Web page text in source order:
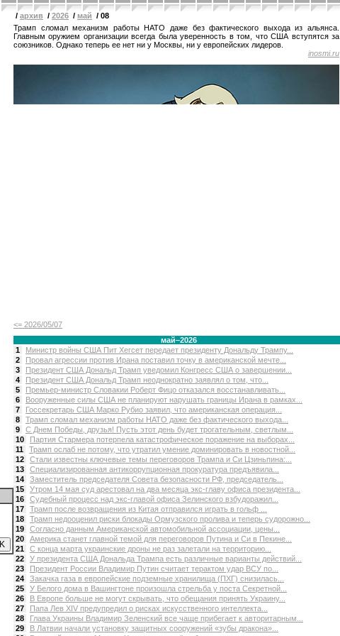
/ архив / 2026 / май / 08
Трамп сломал механизм работы НАТО даже без фактического выхода из альянса.
Главным оружием организации всегда была уверенность в том, что США вступятся за
союзников. Однако теперь ее нет ни у Москвы, ни у европейских лидеров.
inosmi.ru
<= 2026/05/07
май–2026
1
Министр войны США Пит Хегсет передает президенту Дональду Трампу...
2
Провал агрессии против Ирана поставил точку в американской мечте...
3
Президент США Дональд Трамп уведомил Конгресс США о завершении...
4
Президент США Дональд Трамп неоднократно заявлял о том, что...
5
Премьер-министр Словакии Роберт Фицо отказался восстанавливать...
6
Вооруженные силы США не планируют нарушать границы Ирана в рамках...
7
Госсекретарь США Марко Рубио заявил, что американская операция...
8
Трамп сломал механизм работы НАТО даже без фактического выхода...
9
С Днем Победы, друзья! Пусть этот день будет трогательным, светлым...
10
Партия Стармера потерпела катастрофическое поражение на выборах...
11
Трамп ослаб не потому, что утратил умение доминировать в новостной...
12
Стали известны ключевые темы переговоров Трампа и Си Цзиньпина:...
13
Специализированная антикоррупционная прокуратура предъявила...
14
Заместитель председателя Совета безопасности РФ, председатель...
15
Утром 14 мая суд арестовал на два месяца экс-главу офиса президента...
16
Судебный процесс над экс-главой офиса Зелинского взбудоражил...
17
Трамп после возвращения из Китая отправился играть в гольф ...
18
Трамп недооценил риски блокады Ормузского пролива и теперь судорожно...
19
Согласно данным Американской автомобильной ассоциации, цены...
20
Америка станет главной темой для переговоров Путина и Си в Пекине...
21
С конца марта украинские дроны не раз залетали на территорию...
22
У президента США Дональда Трампа есть различные варианты действий...
23
Президент России Владимир Путин считает терактом удар ВСУ по...
24
Закачка газа в европейские подземные хранилища (ПХГ) снизилась...
25
У Белого дома в Вашингтоне произошла стрельба у поста Секретной...
26
В Европе больше не могут скрывать, что обещания принять Украину...
27
Папа Лев XIV предупредил о рисках искусственного интеллекта...
28
Глава Украины Владимир Зеленский все чаще прибегает к авторитарным...
29
В Латвии начали установку защитных сооружений «зубы дракона»...